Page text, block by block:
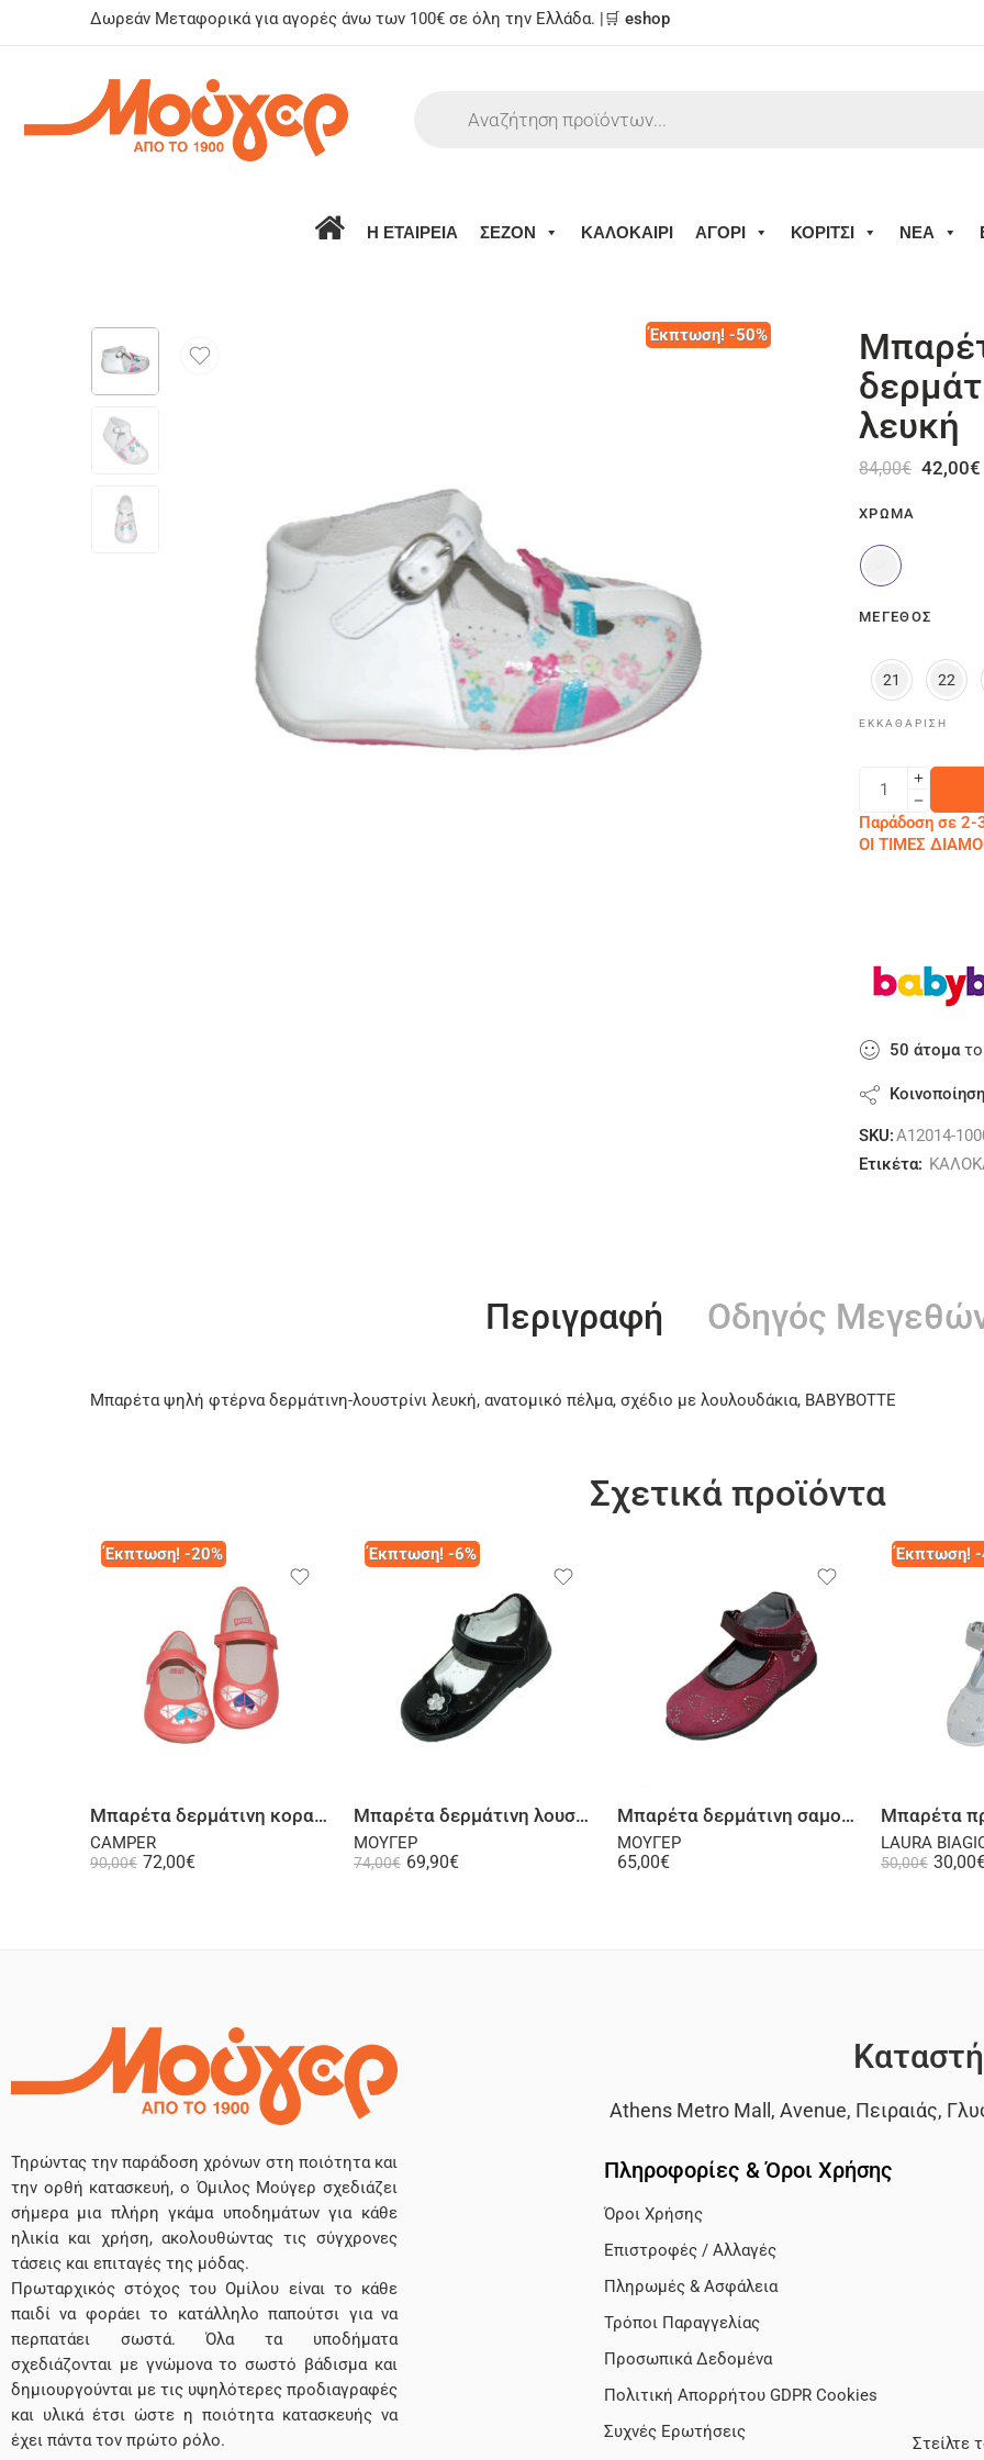
Δωρεάν Μεταφορικά για αγορές άνω των 100€ σε όλη την Ελλάδα. |🛒 eshop
Η ΕΤΑΙΡΕΙΑ ΣΕΖΟΝ ΚΑΛΟΚΑΙΡΙ ΑΓΟΡΙ ΚΟΡΙΤΣΙ ΝΕΑ
Έκπτωση! -50%
λευκή
84,00€ 42,00€
ΧΡΏΜΑ
ΜΈΓΕΘΟΣ
21 22
ΕΚΚΑΘΆΡΙΣΗ
Παράδοση σε 2-
ΟΙ ΤΙΜΕΣ
50 άτοματο
Κοινοποίηση
SKU:A12014-
Ετικέτα:
Περιγραφή Οδηγός
Μπαρέτα ψηλή φτέρνα δερμάτινη-λουστρίνι λευκή, ανατομικό πέλμα, σχέδιο με λουλουδάκια, BABYBOTTE
Σχετικά προϊόντα
Έκπτωση! -20%
Μπαρέτα δερμάτινη κοραλλί
CAMPER
90,00€ 72,00€
Έκπτωση! -6%
Μπαρέτα δερμάτινη λουστρίνι μαύρη
ΜΟΥΓΕΡ
74,00€ 69,90€
Μπαρέτα δερμάτινη σαμουά μπορντό
ΜΟΥΓΕΡ
65,00€
Έκπτωση! -
LAURA
50,00€ 30,00
Τηρώντας την παράδοση χρόνων στη ποιότητα και
την ορθή κατασκευή, ο Όμιλος Μούγερ σχεδιάζει
σήμερα μια πλήρη γκάμα υποδημάτων για κάθε
ηλικία και χρήση, ακολουθώντας τις σύγχρονες
τάσεις και επιταγές της μόδας.
Πρωταρχικός στόχος του Ομίλου είναι το κάθε
παιδί να φοράει το κατάλληλο παπούτσι για να
περπατάει σωστά. Όλα τα υποδήματα
σχεδιάζονται με γνώμονα το σωστό βάδισμα και
δημιουργούνται με τις υψηλότερες προδιαγραφές
και υλικά έτσι ώστε η ποιότητα κατασκευής να
έχει πάντα τον πρώτο ρόλο.
Athens Metro Mall, Avenue, Πειραιάς,
Πληροφορίες & Όροι Χρήσης
Όροι Χρήσης
Επιστροφές / Αλλαγές
Πληρωμές & Ασφάλεια
Τρόποι Παραγγελίας
Προσωπικά Δεδομένα
Πολιτική Απορρήτου GDPR Cookies
Συχνές Ερωτήσεις
Στείλτε